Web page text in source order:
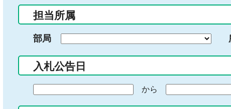
ー
入
力
担当所属
部局
入札公告日
から